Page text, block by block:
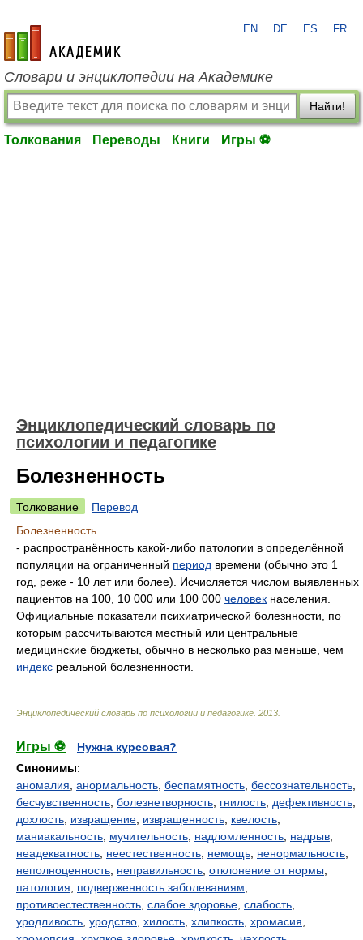
academic.ru
EN DE ES FR
Словари и энциклопедии на Академике
Найти!
Толкования Переводы Книги Игры ⚽
Энциклопедический словарь по
психологии и педагогике
Болезненность
Толкование
Перевод
Болезненность
- распространённость какой-либо патологии в определённой
популяции на ограниченный период времени (обычно это 1
год, реже - 10 лет или более). Исчисляется числом выявленных
пациентов на 100, 10 000 или 100 000 человек населения.
Официальные показатели психиатрической болезнности, по
которым рассчитываются местный или центральные
медицинские бюджеты, обычно в несколько раз меньше, чем
индекс реальной болезненности.
Энциклопедический словарь по психологии и педагогике 2013
Игры ⚽
Нужна курсовая?
Синонимы:
аномалия анормальность беспамятность бессознательность
бесчувственность болезнетворность гнилость дефективность
дохлость извращение извращенность квелость
маниакальность мучительность надломленность надрыв
неадекватность неестественность немощь ненормальность
неполноценность неправильность отклонение от нормы
патология
подверженность заболеваниям
противоестественность слабое здоровье слабость
уродливость уродство хилость хлипкость хромасия